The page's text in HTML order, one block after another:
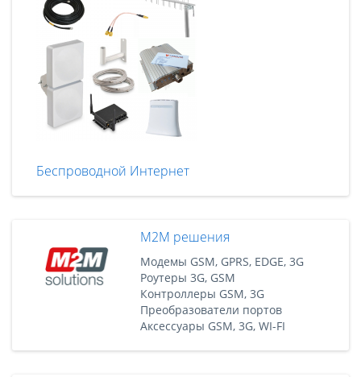
Беспроводной Интернет
M2M решения
Модемы GSM, GPRS, EDGE, 3G
Роутеры 3G, GSM
Контроллеры GSM, 3G
Преобразователи портов
Аксессуары GSM, 3G, WI-FI